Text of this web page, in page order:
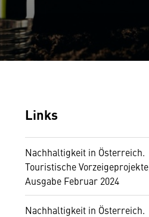
Links
Nachhaltigkeit in Österreich.
Touristische Vorzeigeprojekte,
Ausgabe Februar 2024
Nachhaltigkeit in Österreich.